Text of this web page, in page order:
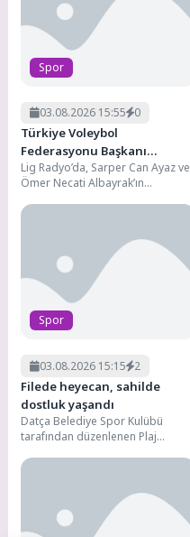
Spor
03.08.2026 15:55 0
Türkiye Voleybol
Federasyonu Başkanı
Mehmet Akif Üstündağ:
Başarıyı Korumak Daha Zor
Lig Radyo’da, Sarper Can Ayaz ve
Ömer Necati Albayrak’ın
programına konuk...
Spor
03.08.2026 15:15 2
Filede heyecan, sahilde
dostluk yaşandı
Datça Belediye Spor Kulübü
tarafından düzenlenen Plaj
sporseverlerin yoğun ilgisi ve